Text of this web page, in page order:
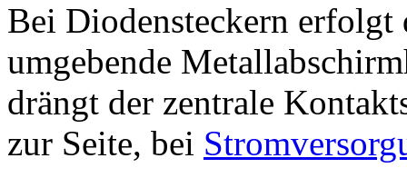
Bei Diodensteckern
umgebende
drängt der zentrale
zur Seite, bei